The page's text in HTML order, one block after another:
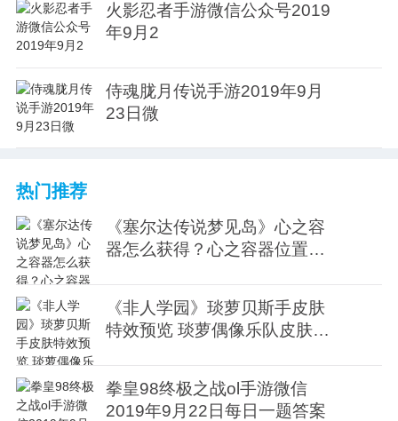
火影忍者手游微信公众号2019
年9月2
侍魂胧月传说手游2019年9月
23日微
热门推荐
《塞尔达传说梦见岛》心之容
器怎么获得？心之容器位置视
《非人学园》琰萝贝斯手皮肤
特效预览 琰萝偶像乐队皮肤欣
拳皇98终极之战ol手游微信
2019年9月22日每日一题答案